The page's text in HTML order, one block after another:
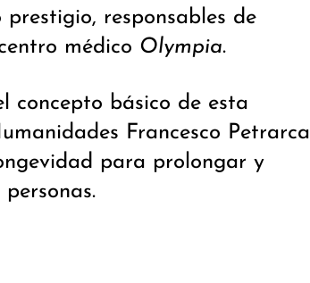
responsables de
médico Olympia.
concepto básico de esta
Francesco Petrarca
para prolongar y